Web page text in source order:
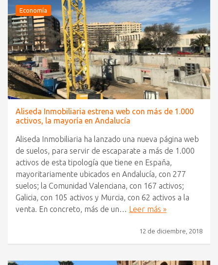
Economía
Aliseda Inmobiliaria estrena web con más de 1.000
activos, la mayoría en Andalucía
Aliseda Inmobiliaria ha lanzado una nueva página web
de suelos, para servir de escaparate a más de 1.000
activos de esta tipología que tiene en España,
mayoritariamente ubicados en Andalucía, con 277
suelos; la Comunidad Valenciana, con 167 activos;
Galicia, con 105 activos y Murcia, con 62 activos a la
venta. En concreto, más de un… Leer más »
12 de diciembre, 2018